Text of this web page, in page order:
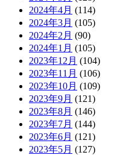
2024年4月 (114)
2024年3月 (105)
2024年2月 (90)
2024年1月 (105)
2023年12月 (104)
2023年11月 (106)
2023年10月 (109)
2023年9月 (121)
2023年8月 (146)
2023年7月 (144)
2023年6月 (121)
2023年5月 (127)